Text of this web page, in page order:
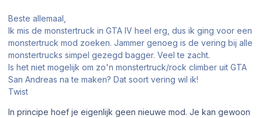
Beste allemaal,
Ik mis de monstertruck in GTA IV heel erg, dus ik ging voor een
monstertruck mod zoeken. Jammer genoeg is de vering bij alle
monstertrucks simpel gezegd bagger. Veel te zacht.
Is het niet mogelijk om zo'n monstertruck/rock climber uit GTA
San Andreas na te maken? Dat soort vering wil ik!
Twist
In principe hoef je eigenlijk geen nieuwe mod. Je kan gewoon